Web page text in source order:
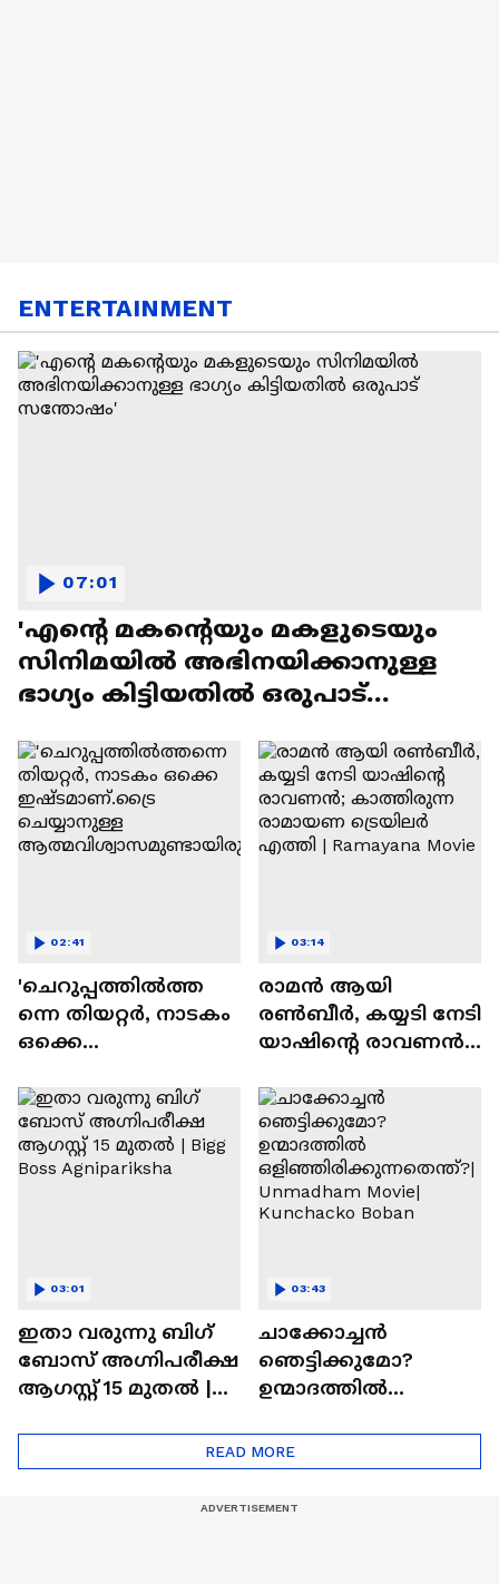
ENTERTAINMENT
'എന്റെ മകന്റെയും മകളുടെയും
സിനിമയിൽ അഭിനയിക്കാനുള്ള
ഭാഗ്യം കിട്ടിയതിൽ ഒരുപാട്
07:01
'ചെറുപ്പത്തിൽത്ത
ന്നെ തിയറ്റർ, നാടകം
ഒക്കെ
ചെയ്യാനുള്ള
ആത്മവിശ്വാസമുണ്ടാ
യിരുന്നില്ല'
02:41
രാമന്‍ ആയി
രൺബീർ, കയ്യടി നേടി
യാഷിന്റെ രാവണൻ;
രാമായണ ട്രെയിലർ
എത്തി | Ramayana
Movie
03:14
ഇതാ വരുന്നു ബിഗ്
ബോസ് അഗ്നിപരീക്ഷ
ആഗസ്റ്റ് 15 മുതൽ |
03:01
ചാക്കോച്ചന്‍
ഞെട്ടിക്കുമോ?
ഉന്മാദത്തിൽ
ന്ത്?| Unmadham
Movie| Kunchacko
03:43
READ MORE